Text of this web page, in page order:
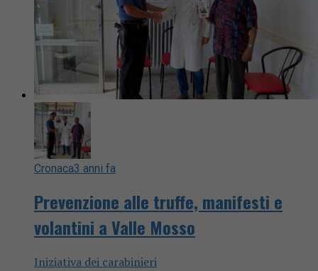
Cronaca3 anni fa
Prevenzione alle truffe, manifesti e
volantini a Valle Mosso
Iniziativa dei carabinieri